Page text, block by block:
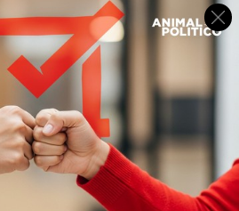
no votará a favor de quien se
y amenaza soltar los
dijo Miguel Ángel Yunes,
sobre Andrés Manuel López